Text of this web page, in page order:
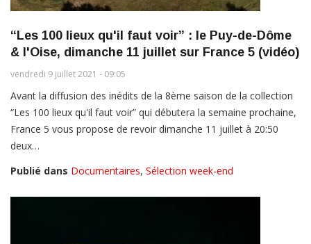
“Les 100 lieux qu'il faut voir” : le Puy-de-Dôme
& l'Oise, dimanche 11 juillet sur France 5 (vidéo)
vendredi 9 juillet 2021 - 09:05
Avant la diffusion des inédits de la 8ème saison de la collection
“Les 100 lieux qu'il faut voir” qui débutera la semaine prochaine,
France 5 vous propose de revoir dimanche 11 juillet à 20:50
deux…
Publié dans Documentaires, Sélection week-end